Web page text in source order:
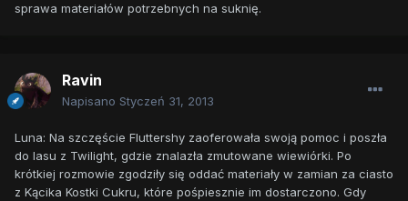
sprawa materiałów potrzebnych na suknię.
Ravin
Napisano Styczeń 31, 2013
Luna: Na szczęście Fluttershy zaoferowała swoją pomoc i poszła
do lasu z Twilight, gdzie znalazła zmutowane wiewiórki. Po
krótkiej rozmowie zgodziły się oddać materiały w zamian za ciasto
z Kącika Kostki Cukru, które pośpiesznie im dostarczono. Gdy